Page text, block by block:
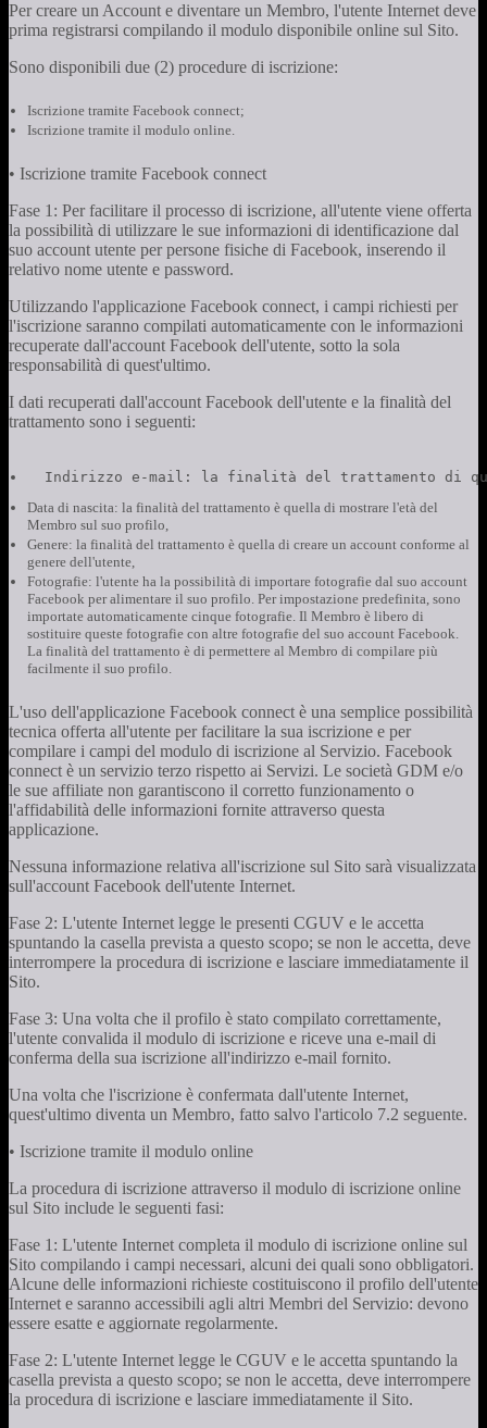
Per creare un Account e diventare un Membro, l'utente Internet deve
prima registrarsi compilando il modulo disponibile online sul Sito.
Sono disponibili due (2) procedure di iscrizione:
Iscrizione tramite Facebook connect;
Iscrizione tramite il modulo online.
• Iscrizione tramite Facebook connect
Fase 1: Per facilitare il processo di iscrizione, all'utente viene offerta
la possibilità di utilizzare le sue informazioni di identificazione dal
suo account utente per persone fisiche di Facebook, inserendo il
relativo nome utente e password.
Utilizzando l'applicazione Facebook connect, i campi richiesti per
l'iscrizione saranno compilati automaticamente con le informazioni
recuperate dall'account Facebook dell'utente, sotto la sola
responsabilità di quest'ultimo.
I dati recuperati dall'account Facebook dell'utente e la finalità del
trattamento sono i seguenti:
Indirizzo e-mail: la finalità del trattamento di
Data di nascita: la finalità del trattamento è quella di mostrare l'età del
Membro sul suo profilo,
Genere: la finalità del trattamento è quella di creare un account conforme al
genere dell'utente,
Fotografie: l'utente ha la possibilità di importare fotografie dal suo account
Facebook per alimentare il suo profilo. Per impostazione predefinita, sono
importate automaticamente cinque fotografie. Il Membro è libero di
sostituire queste fotografie con altre fotografie del suo account Facebook.
La finalità del trattamento è di permettere al Membro di compilare più
facilmente il suo profilo.
L'uso dell'applicazione Facebook connect è una semplice possibilità
tecnica offerta all'utente per facilitare la sua iscrizione e per
compilare i campi del modulo di iscrizione al Servizio. Facebook
connect è un servizio terzo rispetto ai Servizi. Le società GDM e/o
le sue affiliate non garantiscono il corretto funzionamento o
l'affidabilità delle informazioni fornite attraverso questa
applicazione.
Nessuna informazione relativa all'iscrizione sul Sito sarà visualizzata
sull'account Facebook dell'utente Internet.
Fase 2: L'utente Internet legge le presenti CGUV e le accetta
spuntando la casella prevista a questo scopo; se non le accetta, deve
interrompere la procedura di iscrizione e lasciare immediatamente il
Sito.
Fase 3: Una volta che il profilo è stato compilato correttamente,
l'utente convalida il modulo di iscrizione e riceve una e-mail di
conferma della sua iscrizione all'indirizzo e-mail fornito.
Una volta che l'iscrizione è confermata dall'utente Internet,
quest'ultimo diventa un Membro, fatto salvo l'articolo 7.2 seguente.
• Iscrizione tramite il modulo online
La procedura di iscrizione attraverso il modulo di iscrizione online
sul Sito include le seguenti fasi:
Fase 1: L'utente Internet completa il modulo di iscrizione online sul
Sito compilando i campi necessari, alcuni dei quali sono obbligatori.
Alcune delle informazioni richieste costituiscono il profilo dell'utente
Internet e saranno accessibili agli altri Membri del Servizio: devono
essere esatte e aggiornate regolarmente.
Fase 2: L'utente Internet legge le CGUV e le accetta spuntando la
casella prevista a questo scopo; se non le accetta, deve interrompere
la procedura di iscrizione e lasciare immediatamente il Sito.